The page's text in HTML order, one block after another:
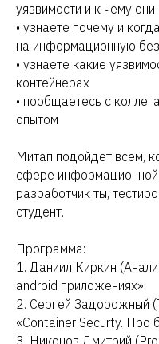
уязвимости и к чему
• узнаете почему и
на информационную
• узнаете какие
контейнерах
• пообщаетесь с
опытом
Митап подойдёт всем,
сфере информационной
разработчик ты,
студент.
Программа:
1. Даниил Киркин
android приложениях»
2. Сергей Задорожный
«Container Securty. Про
3. Никонов Дмитрий